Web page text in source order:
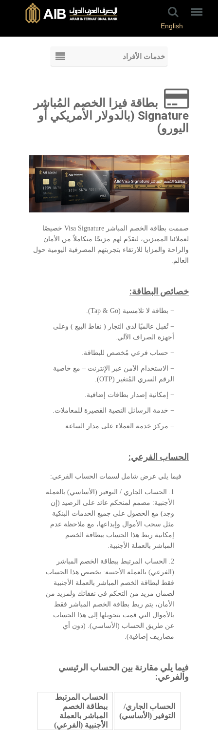
English
خدمات الأفراد
بطاقة فيزا الخصم المُباشر
Signature (بالدولار الأمريكي أو
اليورو)
صممت بطاقة الخصم المباشر Visa Signature خصيصًا
لعملائنا المميزين، لتقدّم لهم مزيجًا متكاملاً من الأمان
والراحة والمزايا للارتقاء بتجربتهم المصرفية اليومية حول
العالم.
خصائص البطاقة:
− بطاقة لا تلامسية (Tap & Go).
− تُقبل عالميًا لدى التجار ( نقاط البيع ) وعلى
أجهزة الصراف الآلي.
− حساب فرعي مُخصص للبطاقة.
− الاستخدام الآمن عبر الإنترنت – مع خاصية
الرقم السري المُتغير (OTP).
− إمكانية إصدار بطاقات إضافية.
− خدمة الرسائل النصية القصيرة للمعاملات.
− مركز خدمة العملاء على مدار الساعة.
الحساب الفرعي:
فيما يلي عرض شامل لسمات الحساب الفرعي:
1. الحساب الجاري / التوفير (الأساسي) بالعملة
الأجنبية: مصمم لمنحكم عائد على الرصيد (إن
وجد) مع الحصول على جميع الخدمات البنكية
مثل سحب الأموال وإيداعها، مع ملاحظة عدم
إمكانية ربط هذا الحساب ببطاقة الخصم
المباشر بالعملة الأجنبية.
2. الحساب المرتبط ببطاقة الخصم المباشر
(الفرعي) بالعملة الأجنبية: يخصص هذا الحساب
فقط لبطاقة الخصم المباشر بالعملة الأجنبية
لضمان مزيد من التحكم في نفقاتك ولمزيد من
الأمان، يتم ربط بطاقة الخصم المباشر فقط
بالأموال التي قمت بتحويلها إلى هذا الحساب
عن طريق الحساب (الأساسي). (دون أي
مصاريف إضافية).
فيما يلي مقارنة بين الحساب الرئيسي
والفرعي:
الحساب الجاري/
التوفير (الأساسي)
الحساب المرتبط
ببطاقة الخصم
المباشر بالعملة
الأجنبية (الفرعي)